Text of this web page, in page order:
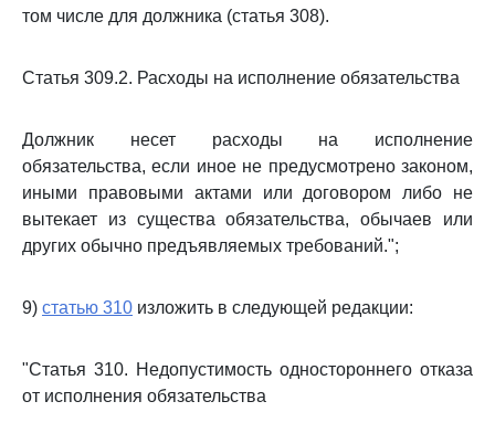
том числе для должника (статья 308).
Статья 309.2. Расходы на исполнение обязательства
Должник несет расходы на исполнение
обязательства, если иное не предусмотрено законом,
иными правовыми актами или договором либо не
вытекает из существа обязательства, обычаев или
других обычно предъявляемых требований.";
9) статью 310 изложить в следующей редакции:
"Статья 310. Недопустимость одностороннего отказа
от исполнения обязательства